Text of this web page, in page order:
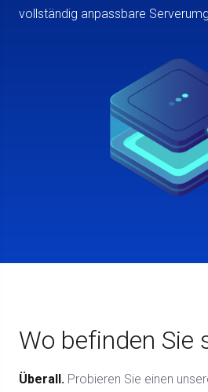
vollständig anpassbare
Wo befinden Sie
Überall. Probieren Sie einen